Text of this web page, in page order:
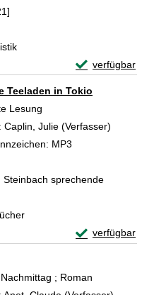
verfügbar
Exemplar-
Teeladen in Tokio
Lesung
Caplin, Julie (Verfasser)
MP3
Steinbach sprechende
verfügbar
Exemplar-
; Roman